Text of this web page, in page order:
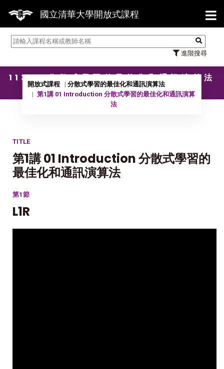
國立清華大學開放式課程
進階搜尋
【
11301 分散式學習的最佳化和通訊演算法
開放式課程
分散式學習的最佳化和通訊演算法
第1講 01 Introduction 分散式學習的最佳化和通訊演算
法
TITLE
第1講 01 Introduction 分散式學習的
最佳化和通訊演算法
第1節
L1R